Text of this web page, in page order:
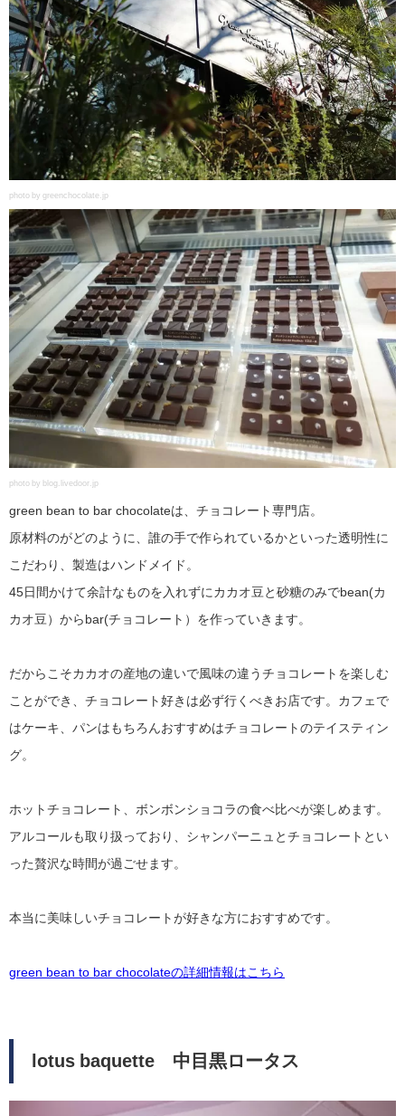
photo by greenchocolate.jp
photo by blog.livedoor.jp
green bean to bar chocolateは、チョコレート専門店。
原材料のがどのように、誰の手で作られているかといった透明性に
こだわり、製造はハンドメイド。
45日間かけて余計なものを入れずにカカオ豆と砂糖のみでbean(カ
カオ豆）からbar(チョコレート）を作っていきます。
だからこそカカオの産地の違いで風味の違うチョコレートを楽しむ
ことができ、チョコレート好きは必ず行くべきお店です。カフェで
はケーキ、パンはもちろんおすすめはチョコレートのテイスティン
グ。
ホットチョコレート、ボンボンショコラの食べ比べが楽しめます。
アルコールも取り扱っており、シャンパーニュとチョコレートとい
った贅沢な時間が過ごせます。
本当に美味しいチョコレートが好きな方におすすめです。
green bean to bar chocolateの詳細情報はこちら
lotus baquette 中目黒ロータス